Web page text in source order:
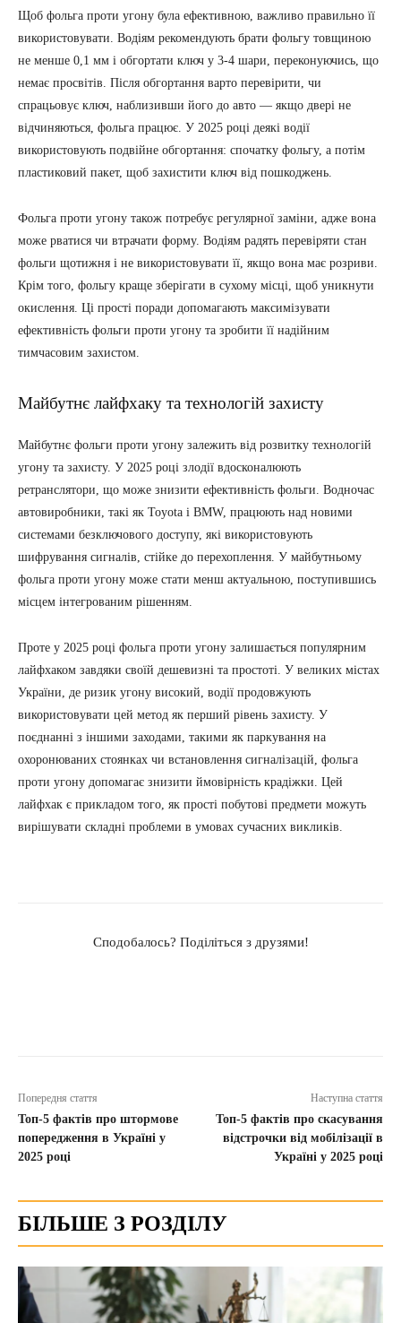
Щоб фольга проти угону була ефективною, важливо правильно її
використовувати. Водіям рекомендують брати фольгу товщиною
не менше 0,1 мм і обгортати ключ у 3-4 шари, переконуючись, що
немає просвітів. Після обгортання варто перевірити, чи
спрацьовує ключ, наблизивши його до авто — якщо двері не
відчиняються, фольга працює. У 2025 році деякі водії
використовують подвійне обгортання: спочатку фольгу, а потім
пластиковий пакет, щоб захистити ключ від пошкоджень.
Фольга проти угону також потребує регулярної заміни, адже вона
може рватися чи втрачати форму. Водіям радять перевіряти стан
фольги щотижня і не використовувати її, якщо вона має розриви.
Крім того, фольгу краще зберігати в сухому місці, щоб уникнути
окислення. Ці прості поради допомагають максимізувати
ефективність фольги проти угону та зробити її надійним
тимчасовим захистом.
Майбутнє лайфхаку та технологій захисту
Майбутнє фольги проти угону залежить від розвитку технологій
угону та захисту. У 2025 році злодії вдосконалюють
ретранслятори, що може знизити ефективність фольги. Водночас
автовиробники, такі як Toyota і BMW, працюють над новими
системами безключового доступу, які використовують
шифрування сигналів, стійке до перехоплення. У майбутньому
фольга проти угону може стати менш актуальною, поступившись
місцем інтегрованим рішенням.
Проте у 2025 році фольга проти угону залишається популярним
лайфхаком завдяки своїй дешевизні та простоті. У великих містах
України, де ризик угону високий, водії продовжують
використовувати цей метод як перший рівень захисту. У
поєднанні з іншими заходами, такими як паркування на
охоронюваних стоянках чи встановлення сигналізацій, фольга
проти угону допомагає знизити ймовірність крадіжки. Цей
лайфхак є прикладом того, як прості побутові предмети можуть
вирішувати складні проблеми в умовах сучасних викликів.
Сподобалось? Поділіться з друзями!
Попередня стаття
Топ-5 фактів про штормове
попередження в Україні у
2025 році
Наступна стаття
Топ-5 фактів про скасування
відстрочки від мобілізації в
Україні у 2025 році
БІЛЬШЕ З РОЗДІЛУ